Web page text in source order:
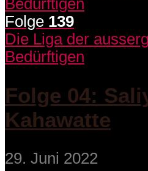
Folge 139
Die Liga der
Bedürftigen
Folge 04:
Kahawatte
29. Juni 2022